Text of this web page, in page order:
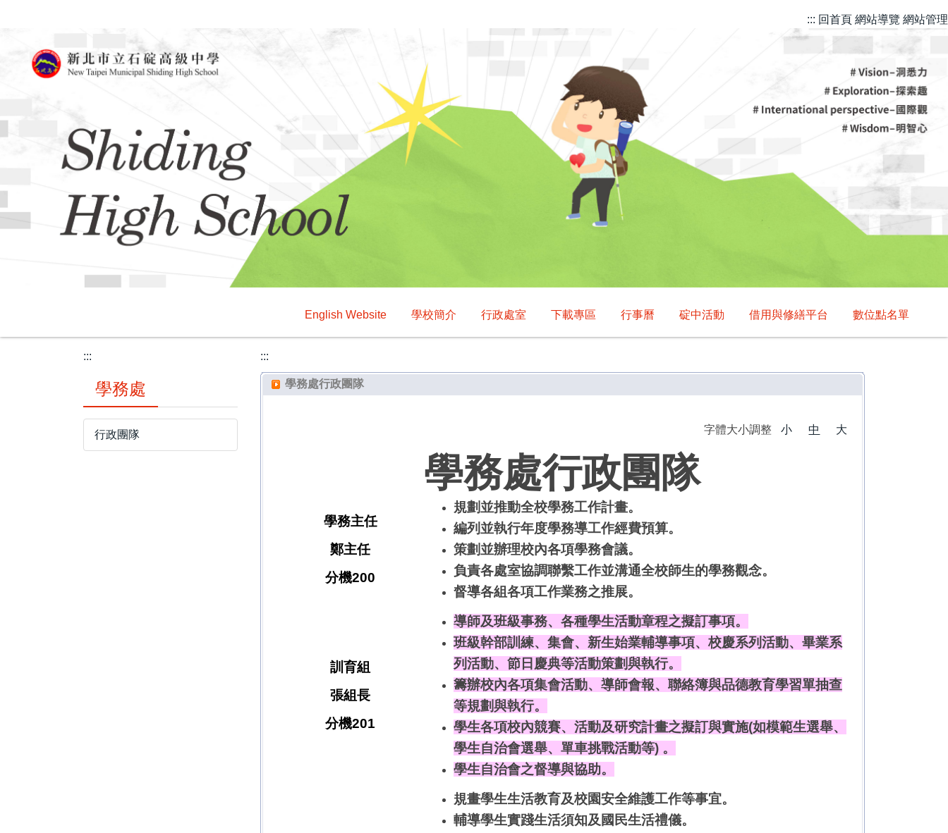
::: 回首頁 網站導覽 網站管理
English Website 學校簡介 行政處室 下載專區 行事曆 碇中活動 借用與修繕平台 數位點名單
:::
學務處
行政團隊
:::
學務處行政團隊
字體大小調整 小 中 大
學務處行政團隊
學務主任
鄭主任
分機200
規劃並推動全校學務工作計畫。
編列並執行年度學務導工作經費預算。
策劃並辦理校內各項學務會議。
負責各處室協調聯繫工作並溝通全校師生的學務觀念。
督導各組各項工作業務之推展。
訓育組
張組長
分機201
導師及班級事務、各種學生活動章程之擬訂事項。
班級幹部訓練、 集會、新生始業輔導事項、校慶系列活動、畢業系
列活動、節日慶典等活動策劃與執行。
籌辦校內各項集會活動、導師會報、聯絡簿與品德教育學習單抽查
等規劃與執行。
學生各項校內競賽、活動及研究計畫之擬訂與實施(如模範生選舉、
學生自治會選舉、單車挑戰活動等) 。
學生自治會之督導與協助。
規畫學生生活教育及校園安全維護工作等事宜。
輔導學生實踐生活須知及國民生活禮儀。